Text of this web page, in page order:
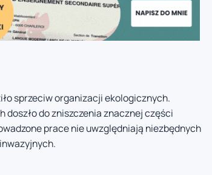
sprzeciw organizacji ekologicznych.
doszło do zniszczenia znacznej części
prace nie uwzględniają niezbędnych